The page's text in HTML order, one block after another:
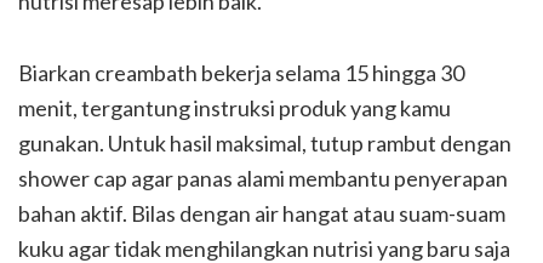
Biarkan creambath bekerja selama 15 hingga 30
menit, tergantung instruksi produk yang kamu
gunakan. Untuk hasil maksimal, tutup rambut dengan
shower cap agar panas alami membantu penyerapan
bahan aktif. Bilas dengan air hangat atau suam-suam
kuku agar tidak menghilangkan nutrisi yang baru saja